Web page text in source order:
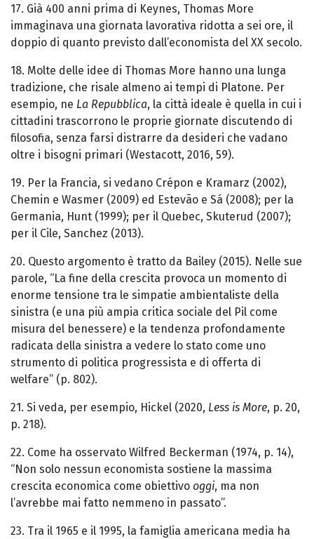
17. Già 400 anni prima di Keynes, Thomas More
immaginava una giornata lavorativa ridotta a sei ore, il
doppio di quanto previsto dall’economista del XX secolo.
18. Molte delle idee di Thomas More hanno una lunga
tradizione, che risale almeno ai tempi di Platone. Per
esempio, ne La Repubblica, la città ideale è quella in cui i
cittadini trascorrono le proprie giornate discutendo di
filosofia, senza farsi distrarre da desideri che vadano
oltre i bisogni primari (Westacott, 2016, 59).
19. Per la Francia, si vedano Crépon e Kramarz (2002),
Chemin e Wasmer (2009) ed Estevão e Sá (2008); per la
Germania, Hunt (1999); per il Quebec, Skuterud (2007);
per il Cile, Sanchez (2013).
20. Questo argomento è tratto da Bailey (2015). Nelle sue
parole, “La fine della crescita provoca un momento di
enorme tensione tra le simpatie ambientaliste della
sinistra (e una più ampia critica sociale del Pil come
misura del benessere) e la tendenza profondamente
radicata della sinistra a vedere lo stato come uno
strumento di politica progressista e di offerta di
welfare” (p. 802).
21. Si veda, per esempio, Hickel (2020, Less is More, p. 20,
p. 218).
22. Come ha osservato Wilfred Beckerman (1974, p. 14),
“Non solo nessun economista sostiene la massima
crescita economica come obiettivo oggi, ma non
l’avrebbe mai fatto nemmeno in passato”.
23. Tra il 1965 e il 1995, la famiglia americana media ha